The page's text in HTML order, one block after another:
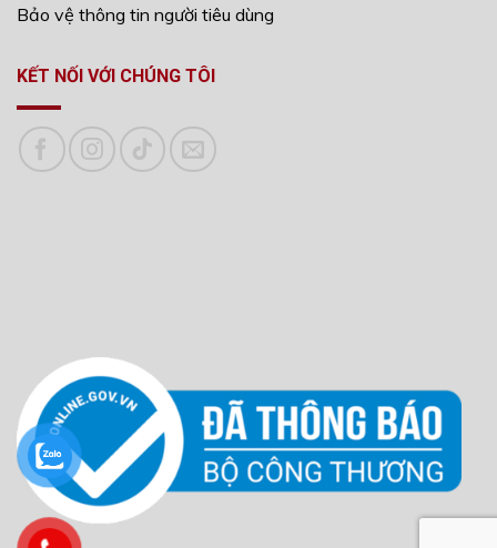
Bảo vệ thông tin người tiêu dùng
KẾT NỐI VỚI CHÚNG TÔI